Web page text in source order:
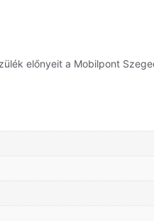
előnyeit a Mobilpont